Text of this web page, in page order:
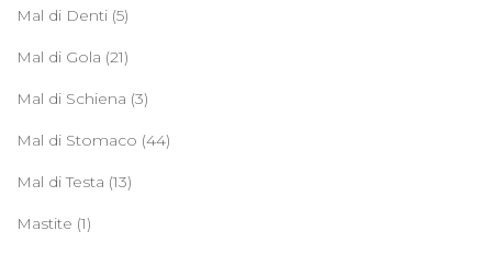
Mal di Denti (5)
Mal di Gola (21)
Mal di Schiena (3)
Mal di Stomaco (44)
Mal di Testa (13)
Mastite (1)